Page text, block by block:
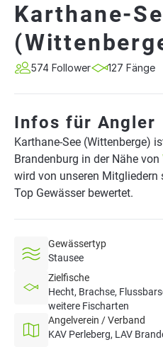
Karthane-
574 Follower 127 Fänge
Infos für Angler
Karthane-See (Wittenberge)
Brandenburg in der Nähe von
wird von unseren
Top Gewässer bewertet.
Gewässertyp
Stausee
Zielfische
Hecht, Brachse,
weitere Fischarten
Angelverein / Verband
KAV Perleberg, LAV